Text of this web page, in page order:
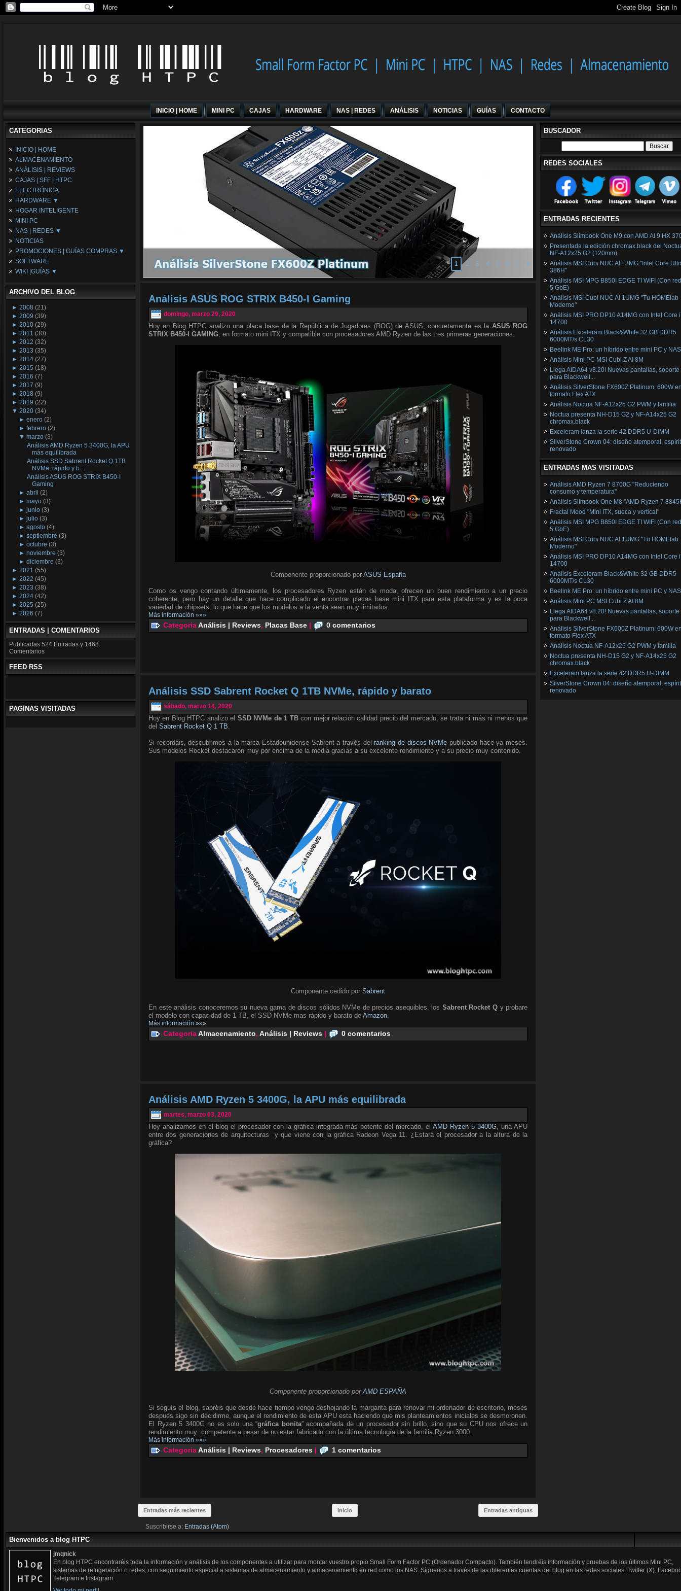
INICIO | HOME MINI PC CAJAS HARDWARE NAS | REDES ANÁLISIS NOTICIAS GUÍAS CONTACTO
CATEGORIAS
INICIO | HOME
ALMACENAMIENTO
ANÁLISIS | REVIEWS
CAJAS | SFF | HTPC
ELECTRÓNICA
HARDWARE ▼
Fuentes de Alimentación
Memória RAM
Placas Base
Procesadores
Periféricos
Refrigeración
Tarjetas Gráficas
HOGAR INTELIGENTE
MINI PC
NAS | REDES ▼
NAS
Espacio Synology
Redes
NOTICIAS
PROMOCIONES | GUÍAS COMPRAS ▼
Configuraciones Ordenadores
Guías de Compras
SOFTWARE
WIKI |GUÍAS ▼
Wikipedia
ARCHIVO DEL BLOG
► 2008 (21)
► 2009 (39)
► 2010 (29)
► 2011 (30)
► 2012 (32)
► 2013 (35)
► 2014 (27)
► 2015 (18)
► 2016 (7)
► 2017 (9)
► 2018 (9)
► 2019 (22)
▼ 2020 (34)
►enero (2)
►febrero (2)
▼marzo (3)
Análisis AMD Ryzen 5 3400G, la APU
más equilibrada
Análisis SSD Sabrent Rocket Q 1TB
NVMe, rápido y b...
Análisis ASUS ROG STRIX B450-I
Gaming
►abril (2)
►mayo (3)
►junio (3)
►julio (3)
►agosto (4)
►septiembre (3)
►octubre (3)
►noviembre (3)
►diciembre (3)
► 2021 (55)
► 2022 (45)
► 2023 (38)
► 2024 (42)
► 2025 (25)
► 2026 (7)
ENTRADAS | COMENTARIOS
Publicadas 524 Entradas y 1468
Comentarios
FEED RSS
PAGINAS VISITADAS
1 2 3 4 5 6 7 8
Análisis ASUS ROG STRIX B450-I Gaming
domingo, marzo 29, 2020
Hoy en Blog HTPC analizo una placa base de la República de Jugadores (ROG) de ASUS, concretamente es la ASUS ROG
STRIX B450-I GAMING, en formato mini ITX y compatible con procesadores AMD Ryzen de las tres primeras generaciones.
Componente proporcionado por ASUS España
Como os vengo contando últimamente, los procesadores Ryzen están de moda, ofrecen un buen rendimiento a un precio
coherente, pero hay un detalle que hace complicado el encontrar placas base mini ITX para esta plataforma y es la poca
variedad de chipsets, lo que hace que los modelos a la venta sean muy limitados.
Más información »»»
CategoriaAnálisis | Reviews, Placas Base | 0 comentarios
Análisis SSD Sabrent Rocket Q 1TB NVMe, rápido y barato
sábado, marzo 14, 2020
Hoy en Blog HTPC analizo el SSD NVMe de 1 TBcon mejor relación calidad precio del mercado, se trata ni más ni menos que
del Sabrent Rocket Q 1 TB.
Si recordáis, descubrimos a la marca Estadounidense Sabrent a través delranking de discos NVMe publicado hace ya meses.
Sus modelos Rocket destacaron muy por encima de la media gracias a su excelente rendimiento y a su precio muy contenido.
Componente cedido por Sabrent
En este análisis conoceremos su nueva gama de discos sólidos NVMe de precios asequibles, los Sabrent Rocket Q y probare
el modelo con capacidad de 1 TB, el SSD NVMe mas rápido y barato de Amazon.
Más información »»»
CategoriaAlmacenamiento, Análisis | Reviews | 0 comentarios
Análisis AMD Ryzen 5 3400G, la APU más equilibrada
martes, marzo 03, 2020
Hoy analizamos en el blog el procesador con la gráfica integrada más potente del mercado, elAMD Ryzen 5 3400G, una APU
entre dos generaciones de arquitecturas y que viene con la gráfica Radeon Vega 11. ¿Estará el procesador a la altura de la
gráfica?
Componente proporcionado porAMD ESPAÑA
Si seguís el blog, sabréis que desde hace tiempo vengo deshojando la margarita para renovar mi ordenador de escritorio, meses
después sigo sin decidirme, aunque el rendimiento de esta APU esta haciendo que mis planteamientos iniciales se desmoronen.
El Ryzen 5 3400G no es solo una “gráfica bonita” acompañada de un procesador sin brillo, sino que su CPU nos ofrece un
rendimiento muy competente a pesar de no estar fabricado con la última tecnología de la familia Ryzen 3000.
Más información »»»
CategoriaAnálisis | Reviews, Procesadores | 1 comentarios
Entradas más recientes Entradas antiguas
Inicio
Suscribirse a: Entradas (Atom)
BUSCADOR
REDES SOCIALES
ENTRADAS RECIENTES
Análisis Slimbook One M9 con AMD AI 9 HX
Presentada la edición chromax.black del
NF‑A12x25 G2 (120mm)
Análisis MSI Cubi NUC AI+ 3MG "Intel Core
386H"
Análisis MSI MPG B850I EDGE TI WIFI (Con
5 GbE)
Análisis MSI Cubi NUC AI 1UMG "Tu HOMElab
Moderno"
Análisis MSI PRO DP10 A14MG con Intel Core
14700
Análisis Exceleram Black&White 32 GB DDR5
6000MT/s CL30
Beelink ME Pro: un híbrido entre mini PC y NAS
Análisis Mini PC MSI Cubi Z AI 8M
Llega AIDA64 v8.20! Nuevas pantallas, soporte
para Blackwell...
Análisis SilverStone FX600Z Platinum: 600W
formato Flex ATX
Análisis Noctua NF-A12x25 G2 PWM y familia
Noctua presenta NH-D15 G2 y NF-A14x25 G2
chromax.black
Exceleram lanza la serie 42 DDR5 U-DIMM
SilverStone Crown 04: diseño atemporal,
renovado
ENTRADAS MAS VISITADAS
Análisis AMD Ryzen 7 8700G "Reduciendo
consumo y temperatura"
Análisis Slimbook One M8 "AMD Ryzen 7
Fractal Mood "Mini ITX, sueca y vertical"
Análisis MSI MPG B850I EDGE TI WIFI (Con
5 GbE)
Análisis MSI Cubi NUC AI 1UMG "Tu HOMElab
Moderno"
Análisis MSI PRO DP10 A14MG con Intel Core
14700
Análisis Exceleram Black&White 32 GB DDR5
6000MT/s CL30
Beelink ME Pro: un híbrido entre mini PC y NAS
Análisis Mini PC MSI Cubi Z AI 8M
Llega AIDA64 v8.20! Nuevas pantallas, soporte
para Blackwell...
Análisis SilverStone FX600Z Platinum: 600W
formato Flex ATX
Análisis Noctua NF-A12x25 G2 PWM y familia
Noctua presenta NH-D15 G2 y NF-A14x25 G2
chromax.black
Exceleram lanza la serie 42 DDR5 U-DIMM
SilverStone Crown 04: diseño atemporal,
renovado
Bienvenidos a blog HTPC
jmqnick
En blog HTPC encontraréis toda la información y análisis de los componentes a utilizar para montar vuestro propio Small Form Factor PC (Ordenador Compacto). También tendréis información y pruebas de los últimos Mini PC,
sistemas de refrigeración o redes, con seguimiento especial a sistemas de almacenamiento y almacenamiento en red como los NAS. Síguenos a través de las diferentes cuentas del blog en las redes sociales: Twitter (X),
Telegram e Instagram.